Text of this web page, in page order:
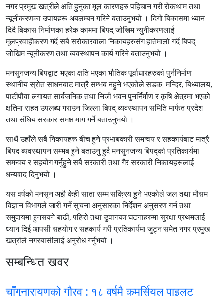
नगर प्रमुख खत्रीले क्षति हुनुका मूल कारणहरु पहिचान गरी रोकथाम तथा
न्यूनीकरणका उपायहरू अबलम्बन गरिने बताउनुभयो । दिगो बिकासमा ध्यान
दिदै बिकास निर्माणका हरेक काममा बिपद् जोखिम न्युनीकरणलाई
मूलप्रवाहीकरण गर्दै सबै सरोकारवाला निकायहरुसंग हातेमालो गर्दै बिपद्
जोखिम न्यूनीकरण तथा ब्यवस्थापन कार्य गरिने बताउनुभयो ।
मनसुनजन्य बिपद्बाट भएका क्षति भएका भौतिक पूर्वाधारहरुको पुर्ननिर्माण
स्थानीय स्रोत साधनबाट मात्रै सम्भब नहुने भएकोले सडक, मन्दिर, बिध्यालय,
पाटीपौवा लगायत सार्बजनिक तथा निजी भवन पुनर्निर्माण र कृषि क्षेत्रमा भएको
क्षतिमा राहत उपलब्ध गराउन जिल्ला बिपद् व्यवस्थापन समिति मार्फत प्रदेश
तथा संघिय सरकार समक्ष माग गर्ने बताउनुभयो ।
साथै उहाँले सबै निकायहरू बीच हुने प्रभाबकारी समन्वय र सहकार्यबाट मात्रै
बिपद ब्यवस्थापन सम्भब हुने बताउनु हुदै मनसुनजन्य बिपद्को प्रतिकार्यमा
समन्वय र सहयोग गर्नुहुने सबै सरकारी तथा गैर सरकारी निकायहरूलाई
धन्यबाद दिनुभयो ।
यस वर्षको मनसुन अझै केही साता सम्म सक्रिय हुने भएकोले जल तथा मौसम
विज्ञान विभागले जारी गर्ने सुचना अनुसारका निर्देशन अनुसरण गर्न तथा
समुदायमा हुनसक्ने बाढी, पहिरो तथा डुवानका घटनाहरुमा सुरक्षा प्रथमलाई
ध्यान दिई आपसी सहयोग र सहकार्य गरी प्रतिकार्यमा जुट्न समेत नगर प्रमुख
खत्रीले नगरबासीलाई अनुरोध गर्नुभयो ।
सम्बन्धित खवर
चाँगुनारायणको गौरव : १८ वर्षमै कमर्सियल पाइलट